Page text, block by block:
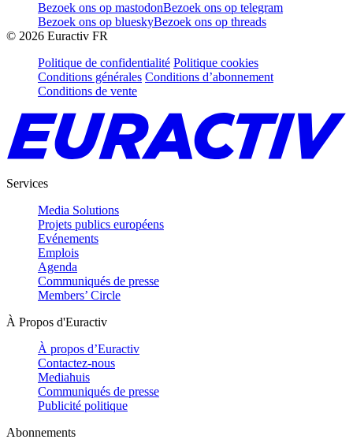
Bezoek ons op mastodonBezoek ons op telegram
Bezoek ons op blueskyBezoek ons op threads
© 2026 Euractiv FR
Politique de confidentialité Politique cookies
Conditions générales Conditions d’abonnement
Conditions de vente
Services
Media Solutions
Projets publics européens
Evénements
Emplois
Agenda
Communiqués de presse
Members’ Circle
À Propos d'Euractiv
À propos d’Euractiv
Contactez-nous
Mediahuis
Communiqués de presse
Publicité politique
Abonnements